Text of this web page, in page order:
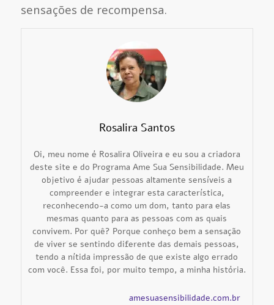
sensações de recompensa.
Rosalira Santos
Oi, meu nome é Rosalira Oliveira e eu sou a criadora
deste site e do Programa Ame Sua Sensibilidade. Meu
objetivo é ajudar pessoas altamente sensíveis a
compreender e integrar esta característica,
reconhecendo-a como um dom, tanto para elas
mesmas quanto para as pessoas com as quais
convivem. Por quê? Porque conheço bem a sensação
de viver se sentindo diferente das demais pessoas,
tendo a nítida impressão de que existe algo errado
com você. Essa foi, por muito tempo, a minha história.
amesuasensibilidade.com.br